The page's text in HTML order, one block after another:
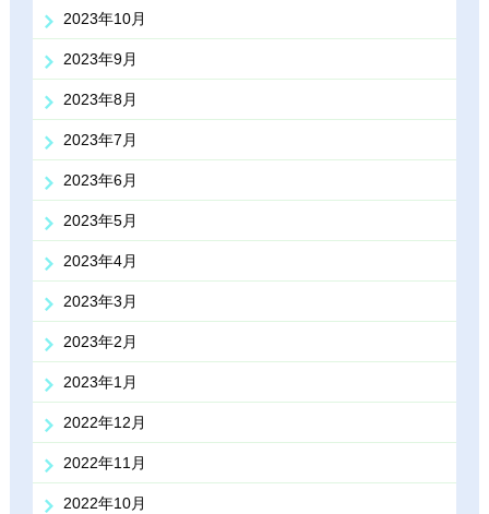
2023年10月
2023年9月
2023年8月
2023年7月
2023年6月
2023年5月
2023年4月
2023年3月
2023年2月
2023年1月
2022年12月
2022年11月
2022年10月